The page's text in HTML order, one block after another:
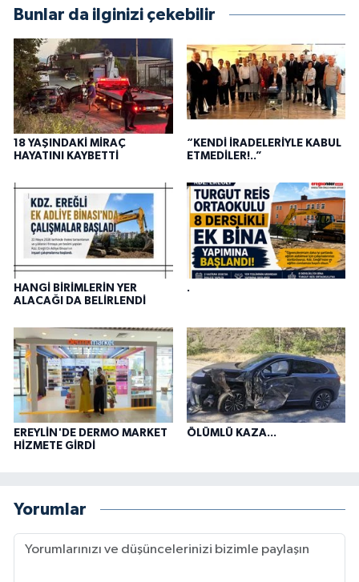
Bunlar da ilginizi çekebilir
18 YAŞINDAKİ MİRAÇ
HAYATINI KAYBETTİ
“KENDİ İRADELERİYLE KABUL
ETMEDİLER!..”
HANGİ BİRİMLERİN YER
ALACAĞI DA BELİRLENDİ
.
EREYLİN'DE DERMO MARKET
HİZMETE GİRDİ
ÖLÜMLÜ KAZA...
Yorumlar